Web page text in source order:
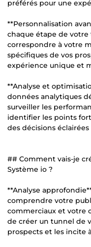
préférés pour une
**Personnalisation
chaque étape de
correspondre à votre
spécifiques de vos
expérience unique et
**Analyse et
données analytiques
surveiller les
identifier les points
des décisions
## Comment vais-je
Système io ?
**Analyse
comprendre votre
commerciaux et votre
de créer un tunnel de
prospects et les incite